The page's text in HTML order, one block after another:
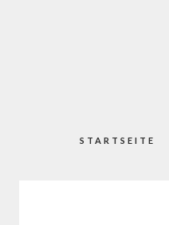
STARTSEITE